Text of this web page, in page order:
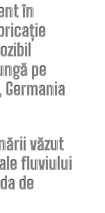
în
pe
văzut
fluviului
de